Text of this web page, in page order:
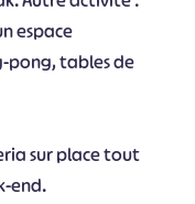
espace
pong, tables de
sur place tout
end.